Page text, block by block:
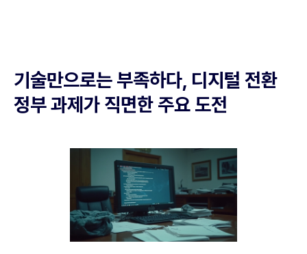
기술만으로는 부족하다, 디지털 전환
정부 과제가 직면한 주요 도전